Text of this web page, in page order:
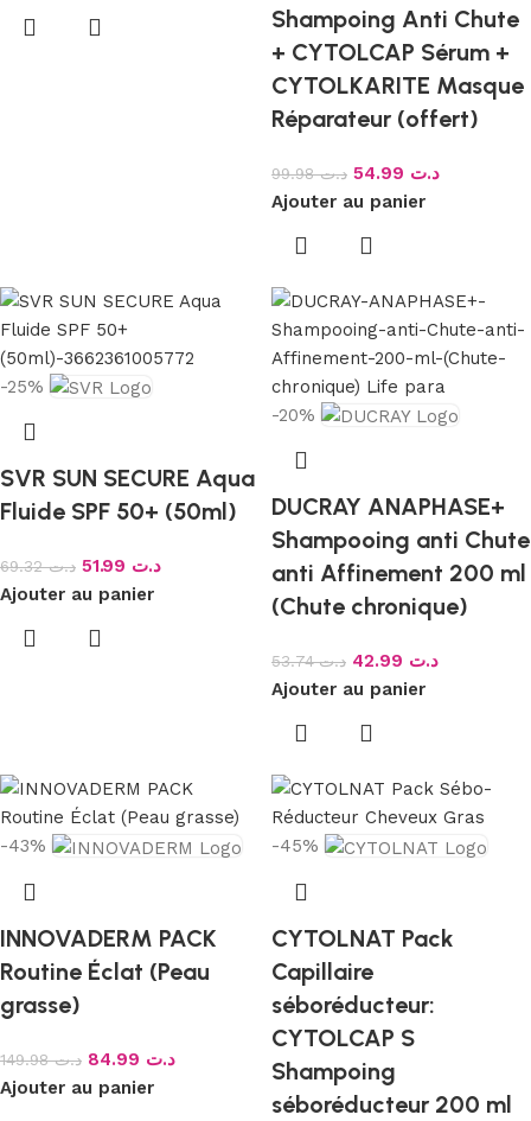
Shampoing Anti Chute
+ CYTOLCAP Sérum +
CYTOLKARITE Masque
Réparateur (offert)
د.ت99.98 د.ت
Ajouter au panier
-25%
SVR SUN SECURE Aqua
Fluide SPF 50+ (50ml)
د.ت69.32 د.ت
Ajouter au panier
-20%
DUCRAY ANAPHASE+
Shampooing anti Chute
anti Affinement 200 ml
(Chute chronique)
د.ت53.74 د.ت
Ajouter au panier
-43%
INNOVADERM PACK
Routine Éclat (Peau
grasse)
د.ت149.98 د.ت
Ajouter au panier
-45%
CYTOLNAT Pack
Capillaire
séboréducteur:
CYTOLCAP S
Shampoing
séboréducteur 200 ml